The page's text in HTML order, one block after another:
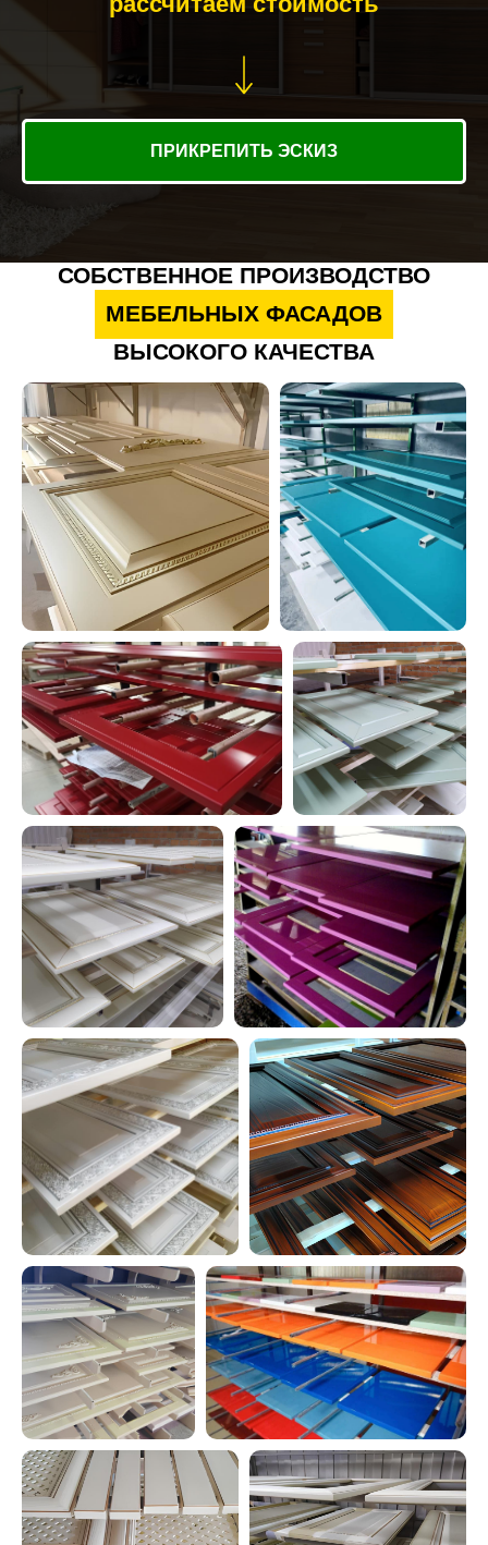
ПРИКРЕПИТЬ ЭСКИЗ
СОБСТВЕННОЕ ПРОИЗВОДСТВО
МЕБЕЛЬНЫХ ФАСАДОВ
ВЫСОКОГО КАЧЕСТВА